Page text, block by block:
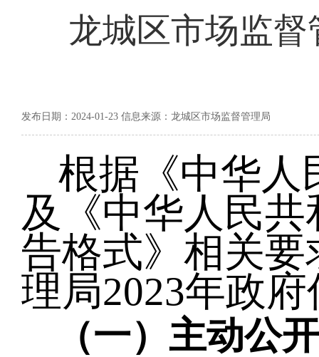
龙城区市场监督
发布日期：2024-01-23 信息来源：龙城区市场监督管理局
根据《中华人
及《中华人民
告格式》相关
理局2023年政
（一）主动公